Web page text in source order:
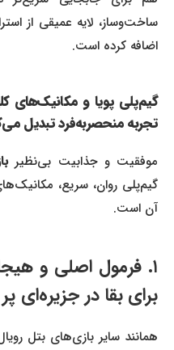
ساخت‌وساز، لایه عمیقی از
اضافه کرده است.
گیم‌پلی پویا و مکانیک‌های
تجربه منحصربه‌فرد تبدیل
موفقیت و جذابیت بی‌نظیر
گیم‌پلی روان، سریع، مکانیک‌های
آن است.
۱. فرمول اصلی و
برای بقا در جزیره‌ای پر
همانند سایر بازی‌های بتل رویال،